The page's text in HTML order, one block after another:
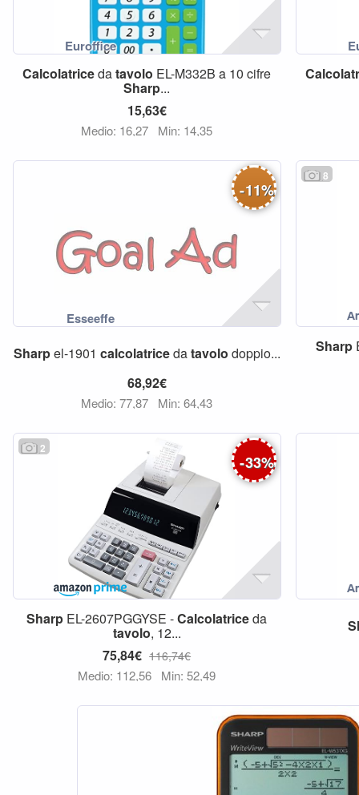
Calcolatricedatavolo EL-M332B a 10 cifre
Sharp...
15,63€
Medio: 16,27 Min: 14,35
-11%
Sharpel-1901 calcolatricedatavolo doppio...
68,92€
Medio: 77,87 Min: 64,43
8
Sharp
2
-33%
Sharp EL-2607PGGYSE -Calcolatriceda
tavolo, 12...
75,84€ 116,74€
Medio: 112,56 Min: 52,49